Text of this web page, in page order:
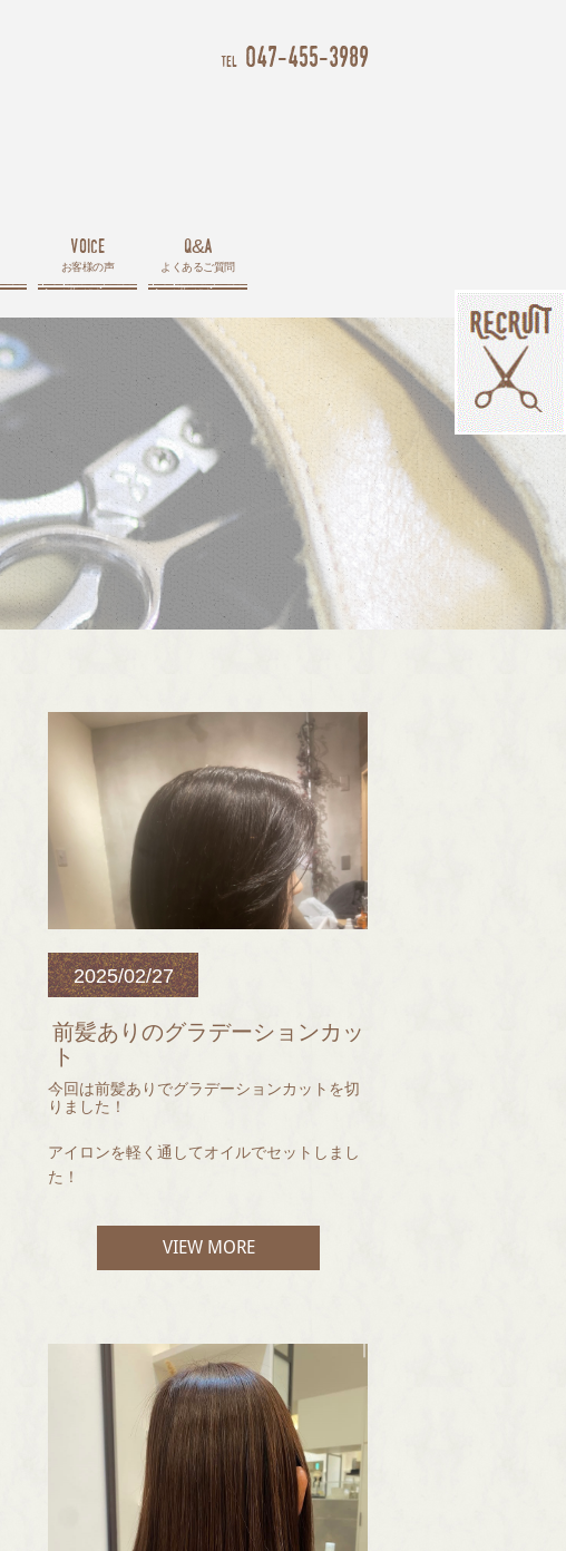
tel 047-455-3989
voice
お客様の声
q&a
よくあるご質問
2025/02/27
前髪ありのグラデーションカッ
ト
今回は前髪ありでグラデーションカットを切
りました！
アイロンを軽く通してオイルでセットしまし
た！
カットもですがセットも今後たくさん練習し
VIEW MORE